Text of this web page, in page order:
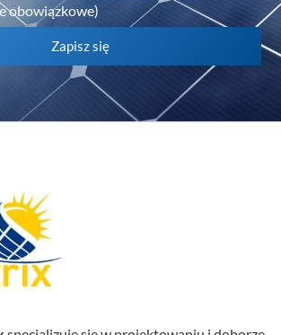
obowiązkowe)
Zapisz się